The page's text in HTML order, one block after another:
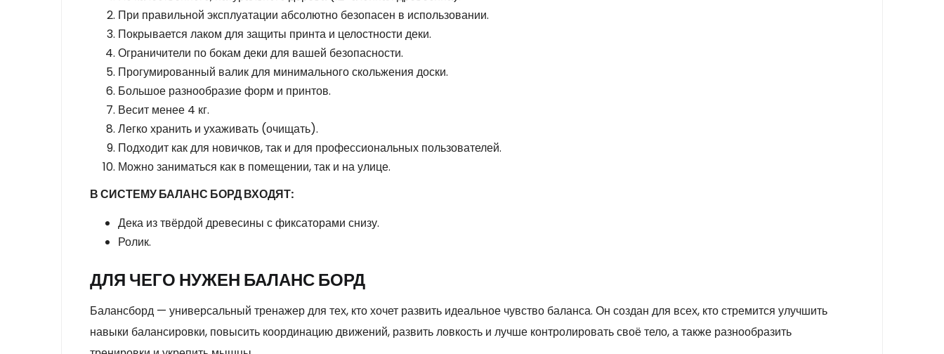
При правильной эксплуатации абсолютно безопасен в использовании.
Покрывается лаком для защиты принта и целостности деки.
Ограничители по бокам деки для вашей безопасности.
Прогумированный валик для минимального скольжения доски.
Большое разнообразие форм и принтов.
Весит менее 4 кг.
Легко хранить и ухаживать (очищать).
Подходит как для новичков, так и для профессиональных пользователей.
Можно заниматься как в помещении, так и на улице.
В СИСТЕМУ БАЛАНС БОРД ВХОДЯТ:
Дека из твёрдой древесины с фиксаторами снизу.
Ролик.
ДЛЯ ЧЕГО НУЖЕН БАЛАНС БОРД
Балансборд — универсальный тренажер для тех, кто хочет развить идеальное чувство баланса. Он создан для всех, кто стремится улучшить
навыки балансировки, повысить координацию движений, развить ловкость и лучше контролировать своё тело, а также разнообразить